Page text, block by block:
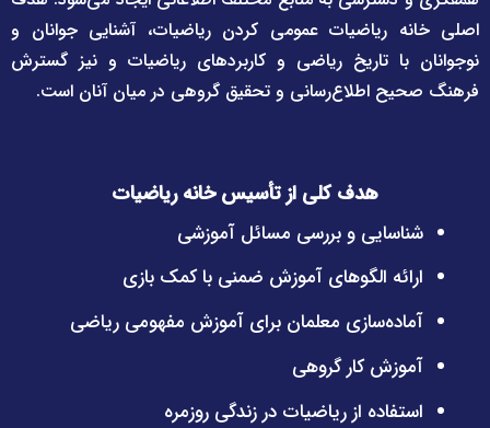
اصلی خانه ریاضیات عمومی کردن ریاضیات، آشنایی جوانان و
نوجوانان با تاریخ ریاضی و کاربردهای ریاضیات و نیز گسترش
فرهنگ صحیح اطلاع‌رسانی و تحقیق گروهی در میان آنان است.
هدف کلی از تأسیس خانه ریاضیات
شناسایی و بررسی مسائل آموزشی
ارائه الگوهای آموزش ضمنی با کمک بازی
آماده‌سازی معلمان برای آموزش مفهومی ریاضی
آموزش کار گروهی
استفاده از ریاضیات در زندگی روزمره